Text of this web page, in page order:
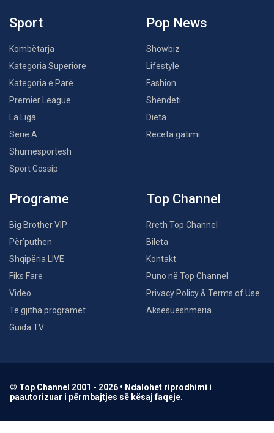
Sport
Kombëtarja
Kategoria Superiore
Kategoria e Parë
Premier League
La Liga
Serie A
Shumësportësh
Sport Gossip
Pop News
Showbiz
Lifestyle
Fashion
Shëndeti
Dieta
Receta gatimi
Programe
Big Brother VIP
Për’puthen
Shqipëria LIVE
Fiks Fare
Video
Të gjitha programet
Guida TV
Top Channel
Rreth Top Channel
Bileta
Kontakt
Puno në Top Channel
Privacy Policy & Terms of Use
Aksesueshmëria
© Top Channel 2001 - 2026 • Ndalohet riprodhimi i
paautorizuar i përmbajtjes së kësaj faqeje.